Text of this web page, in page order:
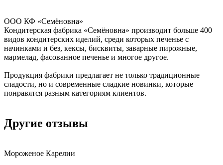
ООО КФ «Семёновна»
Кондитерская фабрика «Семёновна» производит больше 400
видов кондитерских иделий, среди которых печенье с
начинками и без, кексы, бисквиты, заварные пирожные,
мармелад, фасованное печенье и многое другое.
Продукция фабрики предлагает не только традиционные
сладости, но и современные сладкие новинки, которые
понравятся разным категориям клиентов.
Другие отзывы
Мороженое Карелии